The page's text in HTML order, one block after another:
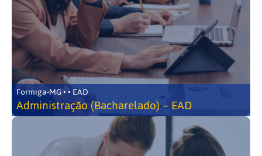
Formiga-MG • • EAD
Administração (Bacharelado) – EAD